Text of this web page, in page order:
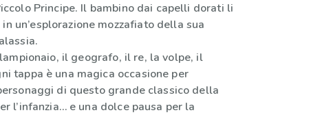
Principe. Il bambino dai capelli dorati li
un’esplorazione mozzafiato della sua
il geografo, il re, la volpe, il
tappa è una magica occasione per
di questo grande classico della
l’infanzia… e una dolce pausa per la